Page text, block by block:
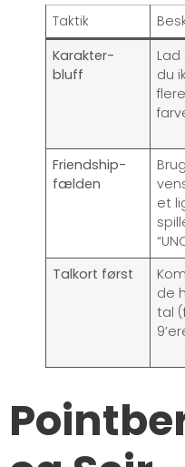
Taktik
Karakter-
bluff
du
Friendship-
fælden
Brug
et
Talkort først
de
tal